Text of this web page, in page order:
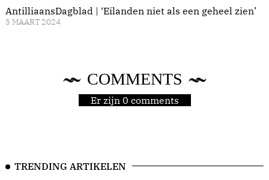
AntilliaansDagblad | ‘Eilanden niet als een geheel zien’
5 MAART 2024
COMMENTS
Er zijn 0 comments
TRENDING ARTIKELEN